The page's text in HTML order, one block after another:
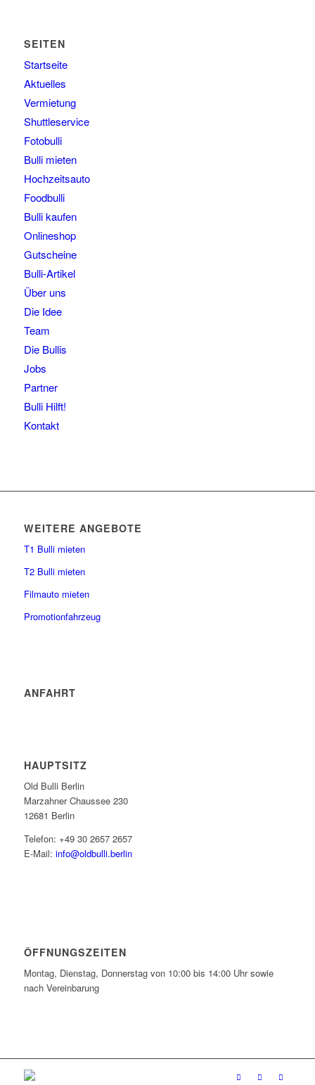
SEITEN
Startseite
Aktuelles
Vermietung
Shuttleservice
Fotobulli
Bulli mieten
Hochzeitsauto
Foodbulli
Bulli kaufen
Onlineshop
Gutscheine
Bulli-Artikel
Über uns
Die Idee
Team
Die Bullis
Jobs
Partner
Bulli Hilft!
Kontakt
WEITERE ANGEBOTE
T1 Bulli mieten
T2 Bulli mieten
Filmauto mieten
Promotionfahrzeug
ANFAHRT
HAUPTSITZ
Old Bulli Berlin
Marzahner Chaussee 230
12681 Berlin
Telefon: +49 30 2657 2657
E-Mail: info@oldbulli.berlin
ÖFFNUNGSZEITEN
Montag, Dienstag, Donnerstag von 10:00 bis 14:00 Uhr sowie
nach Vereinbarung